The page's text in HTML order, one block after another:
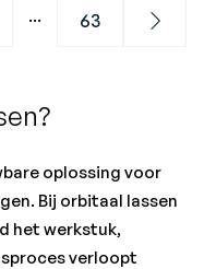
... 63 Next
oplossing voor
Bij orbitaal lassen
het werkstuk,
verloopt